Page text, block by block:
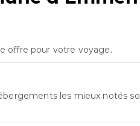
offre pour votre voyage.
les mieux notés